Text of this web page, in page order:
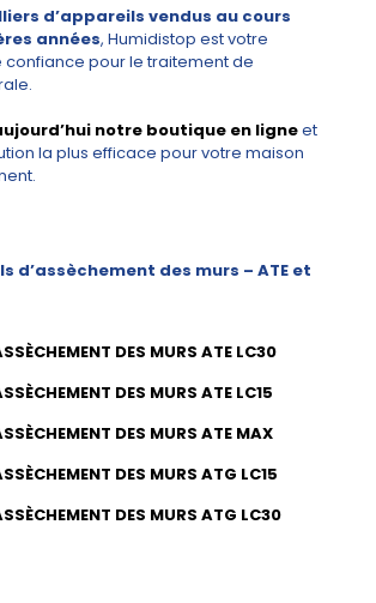
d’appareils vendus au cours
années, Humidistop est votre
pour le traitement de
notre boutique en ligneet
la plus efficace pour votre maison
d’assèchement des murs – ATE et
DES MURS ATE LC30
DES MURS ATE LC15
DES MURS ATE MAX
DES MURS ATG LC15
DES MURS ATG LC30